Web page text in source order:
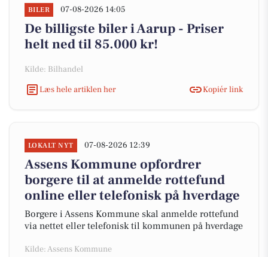
BILER 07-08-2026 14:05
De billigste biler i Aarup - Priser
helt ned til 85.000 kr!
Kilde: Bilhandel
Læs hele artiklen her
Kopiér link
LOKALT NYT 07-08-2026 12:39
Assens Kommune opfordrer
borgere til at anmelde rottefund
online eller telefonisk på hverdage
Borgere i Assens Kommune skal anmelde rottefund
via nettet eller telefonisk til kommunen på hverdage
Kilde: Assens Kommune